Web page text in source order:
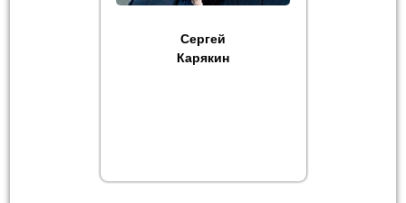
Сергей
Карякин